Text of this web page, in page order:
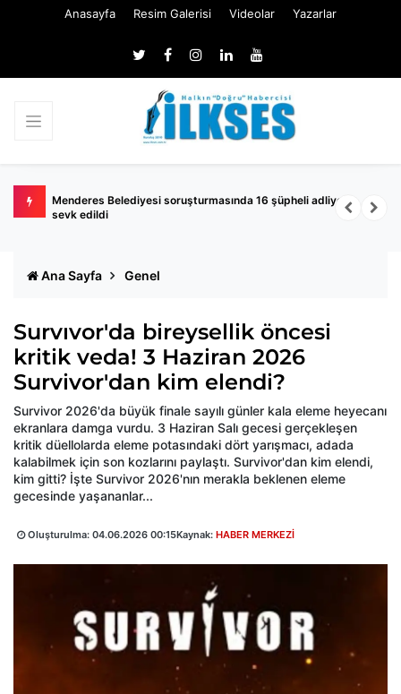
Anasayfa Resim Galerisi Videolar Yazarlar
Menderes Belediyesi soruşturmasında 16 şüpheli adliyeye
sevk edildi
Ana Sayfa Genel
Survıvor'da bireysellik öncesi
kritik veda! 3 Haziran 2026
Survivor'dan kim elendi?
Survivor 2026'da büyük finale sayılı günler kala eleme heyecanı
ekranlara damga vurdu. 3 Haziran Salı gecesi gerçekleşen
kritik düellolarda eleme potasındaki dört yarışmacı, adada
kalabilmek için son kozlarını paylaştı. Survivor'dan kim elendi,
kim gitti? İşte Survivor 2026'nın merakla beklenen eleme
gecesinde yaşananlar...
Oluşturulma: 04.06.2026 00:15Kaynak: HABER MERKEZİ